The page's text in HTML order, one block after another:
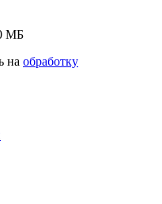
МБ
на обработку